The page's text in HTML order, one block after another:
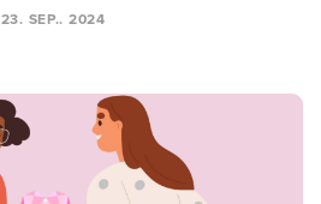
23. SEP.. 2024